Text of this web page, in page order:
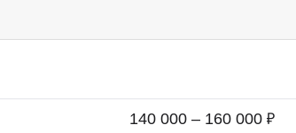
140 000 – 160 000 ₽